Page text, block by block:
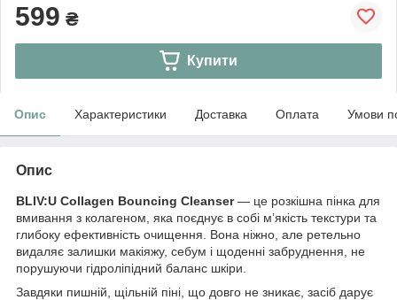
599 ₴
Купити
Опис Характеристики Доставка Оплата Умови
Опис
BLIV:U Collagen Bouncing Cleanser— це розкішна пінка для
вмивання з колагеном, яка поєднує в собі м’якість текстури та
глибоку ефективність очищення. Вона ніжно, але ретельно
видаляє залишки макіяжу, себум і щоденні забруднення, не
порушуючи гідроліпідний баланс шкіри.
Завдяки пишній, щільній піні, що довго не зникає, засіб дарує